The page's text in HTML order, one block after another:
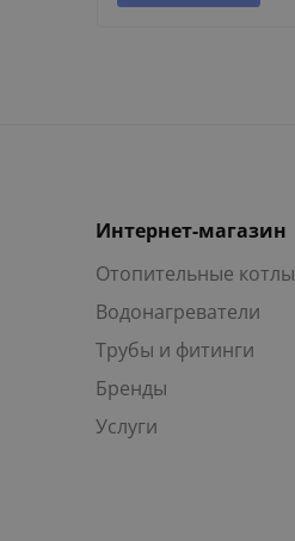
Интернет-магазин
Отопительные котлы
Водонагреватели
Трубы и фитинги
Бренды
Услуги